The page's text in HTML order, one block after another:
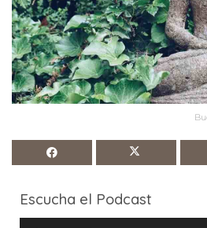
Escucha el Podcast